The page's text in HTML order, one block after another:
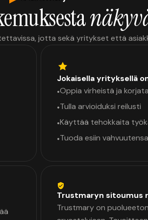
jotta sekä yritykset että
Jokaisella yrityksellä
•Oppia virheistä ja
•Tulla arvioiduksi reilusti
•Käyttää tehokkaita
•Tuoda esiin vahvuutensa
Trustmaryn sitoumus
Trustmary on